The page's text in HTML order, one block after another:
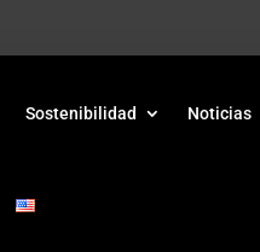
Sostenibilidad Noticias